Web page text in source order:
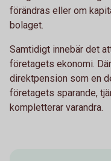
förändras eller om
bolaget.
Samtidigt innebär det
företagets ekonomi.
direktpension som en
företagets sparande,
kompletterar varandra.